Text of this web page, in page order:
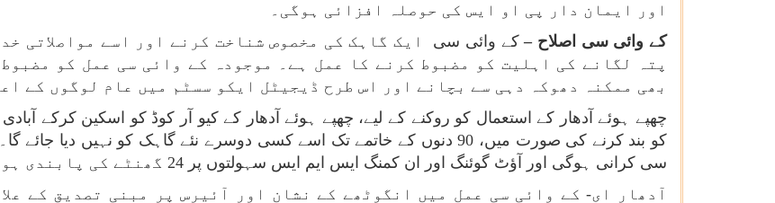
اور ایمان دار پی او ایس کی حوصلہ افزائی ہوگی۔
کے وائی سی اصلاح –کے وائی سی
ایک گاہک کی مخصوص شناخت کرنے اور اسے مواصلاتی
پتہ لگانے کی اہلیت کو مضبوط کرنے کا عمل ہے۔ موجودہ کے وائی سی عمل کو
بھی ممکنہ دھوکہ دہی سے بچانے اور اس طرح ڈیجیٹل ایکو سسٹم میں عام لوگوں کے
چھپے ہوئے آدھار کے استعمال کو روکنے کے لیے، چھپے ہوئے آدھار کے کیو آر کوڈ کو اسکین کرکے
کو بند کرنے کی صورت میں، 90 دنوں کے خاتمے تک اسے کسی دوسرے نئے گاہک کو نہیں
سی کرانی ہوگی اور آؤٹ گوئنگ اور ان کمنگ ایس ایم ایس سہولتوں پر 24 گھنٹے کی پابندی ہوگی۔
آدھار ای- کے وائی سی عمل میں انگوٹھے کے نشان اور آئیرس پر مبنی تصدیق کے